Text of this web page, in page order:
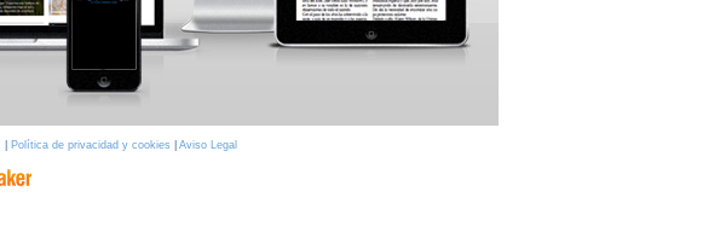
Política de privacidad y cookies
Aviso Legal